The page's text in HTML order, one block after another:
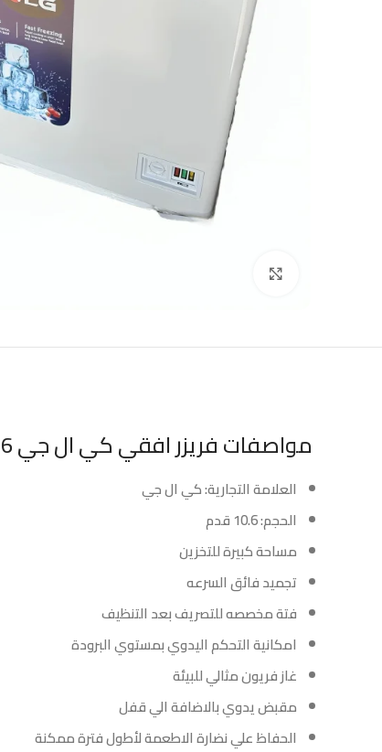
مواصفات فريزر افقي كي ال جي 10.6 قدم – ابيض :
العلامة التجارية: كي ال جي
الحجم: 10.6 قدم
مساحة كبيرة للتخزين
تجميد فائق السرعه
فتة مخصصه للتصريف بعد التنظيف
امكانية التحكم اليدوي بمستوي البرودة
غاز فريون مثالي للبيئة
مقبض يدوي بالاضافة الي قفل
الحفاظ علي نضارة الاطعمة لأطول فترة ممكنة